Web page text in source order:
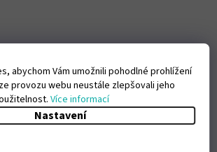
abychom Vám umožnili pohodlné prohlížení
provozu webu neustále zlepšovali jeho
Více informací
Nastavení